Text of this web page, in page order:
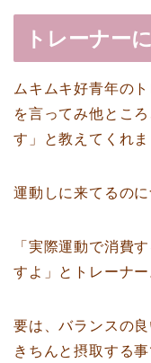
トレーナー
ムキムキ好青年の
を言ってみ他とこ
す」と教えてくれま
運動しに来てるの
「実際運動で消費
すよ」とトレーナー
要は、バランスの
きちんと摂取する